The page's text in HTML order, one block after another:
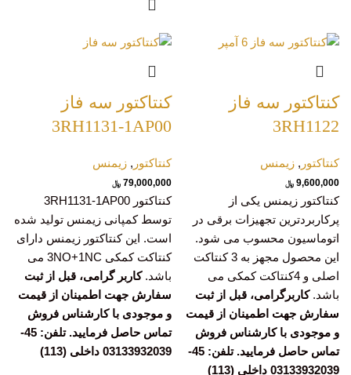
کنتاکتور سه فاز
3RH1122
کنتاکتور , زیمنس
9,600,000 ﷼
کنتاکتور زیمنس یکی از
پرکاربردترین تجهیزات برقی در
اتوماسیون محسوب می شود.
این محصول مجهز به 3 کنتاکت
اصلی و 4کنتاکت کمکی می
باشد.کاربرگرامی، قبل از ثبت
سفارش جهت اطمینان از قیمت
و موجودی با کارشناس فروش
تماس حاصل فرمایید. تلفن: 45-
03133932039 داخلی (113)
کنتاکتور سه فاز
3RH1131-1AP00
کنتاکتور , زیمنس
79,000,000 ﷼
کنتاکتور 3RH1131-1AP00
توسط کمپانی زیمنس تولید شده
است. این کنتاکتور زیمنس دارای
کنتاکت کمکی 3NO+1NC می
باشد.کاربر گرامی، قبل از ثبت
سفارش جهت اطمینان از قیمت
و موجودی با کارشناس فروش
تماس حاصل فرمایید. تلفن: 45-
03133932039 داخلی (113)